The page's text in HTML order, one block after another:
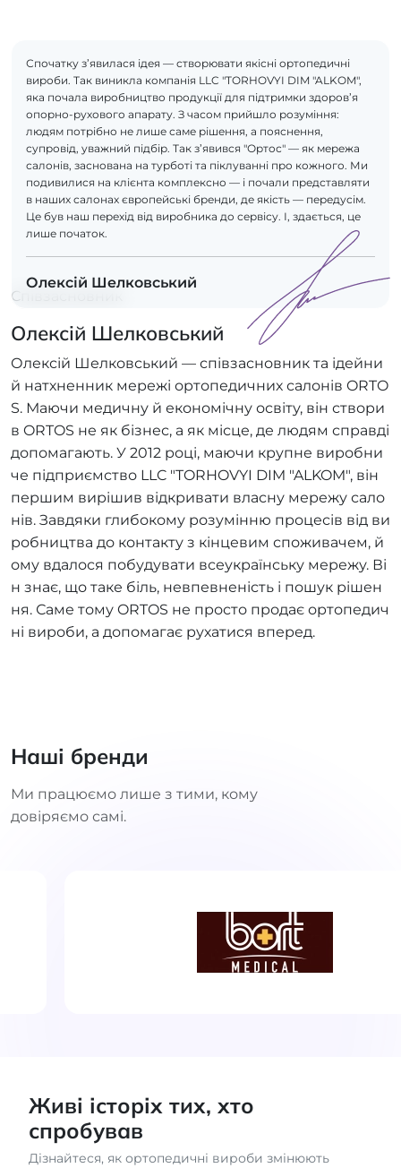
Спочатку з’явилася ідея — створювати якісні ортопедичні
вироби. Так виникла компанія LLC "TORHOVYI DIM "ALKOM",
яка почала виробництво продукції для підтримки здоров’я
опорно-рухового апарату. З часом прийшло розуміння:
людям потрібно не лише саме рішення, а пояснення,
супровід, уважний підбір. Так з’явився "Ортос" — як мережа
салонів, заснована на турботі та піклуванні про кожного. Ми
подивилися на клієнта комплексно — і почали представляти
в наших салонах європейські бренди, де якість — передусім.
Це був наш перехід від виробника до сервісу. І, здається, це
лише початок.
Олексій Шелковський
Співзасновник
Олексій Шелковський
Олексій Шелковський — співзасновник та ідейни
й натхненник мережі ортопедичних салонів ORTO
S. Маючи медичну й економічну освіту, він створи
в ORTOS не як бізнес, а як місце, де людям справді
допомагають. У 2012 році, маючи крупне виробни
че підприємство LLC "TORHOVYI DIM "ALKOM", він
першим вирішив відкривати власну мережу сало
нів. Завдяки глибокому розумінню процесів від ви
робництва до контакту з кінцевим споживачем, й
ому вдалося побудувати всеукраїнську мережу. Ві
н знає, що таке біль, невпевненість і пошук рішен
ня. Саме тому ORTOS не просто продає ортопедич
ні вироби, а допомагає рухатися вперед.
Наші бренди
Ми працюємо лише з тими, кому
довіряємо самі.
Живі історіх тих, хто
спробував
Дізнайтеся, як ортопедичні вироби змінюють